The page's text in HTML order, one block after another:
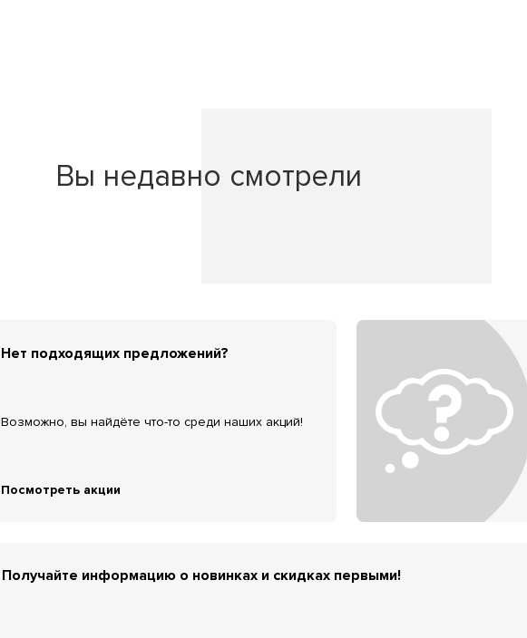
Вы недавно смотрели
Нет подходящих предложений?
Возможно, вы найдёте что-то среди наших акций!
Посмотреть акции
Получайте информацию о новинках и скидках первыми!